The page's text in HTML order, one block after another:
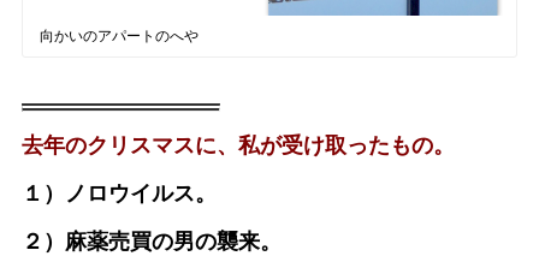
向かいのアパートのへや
去年のクリスマスに、私が受け取ったもの。
１）ノロウイルス。
２）麻薬売買の男の襲来。